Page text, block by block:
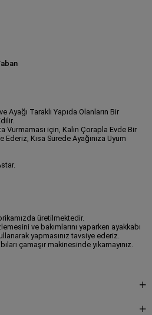
Ayağı Taraklı Yapıda Olanların Bir
Vurmaması için, Kalın Çorapla Evde Bir
Ederiz, Kısa Sürede Ayağınıza Uyum
üretilmektedir.
ve bakımlarını yaparken ayakkabı
yapmasınız tavsiye ederiz.
çamaşır makinesinde yıkamayınız.